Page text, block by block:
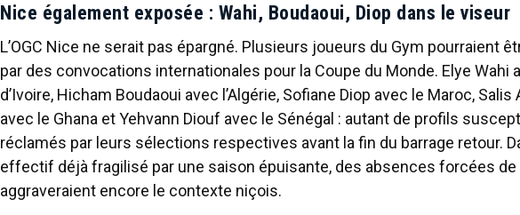
Nice également exposée : Wahi, Boudaoui, Diop dans le viseur
L’OGC Nice ne serait pas épargné. Plusieurs joueurs du Gym pourraient
par des convocations internationales pour la Coupe du Monde. Elye Wahi
d’Ivoire, Hicham Boudaoui avec l’Algérie, Sofiane Diop avec le Maroc, Salis
avec le Ghana et Yehvann Diouf avec le Sénégal : autant de profils
réclamés par leurs sélections respectives avant la fin du barrage retour.
effectif déjà fragilisé par une saison épuisante, des absences forcées
aggraveraient encore le contexte niçois.